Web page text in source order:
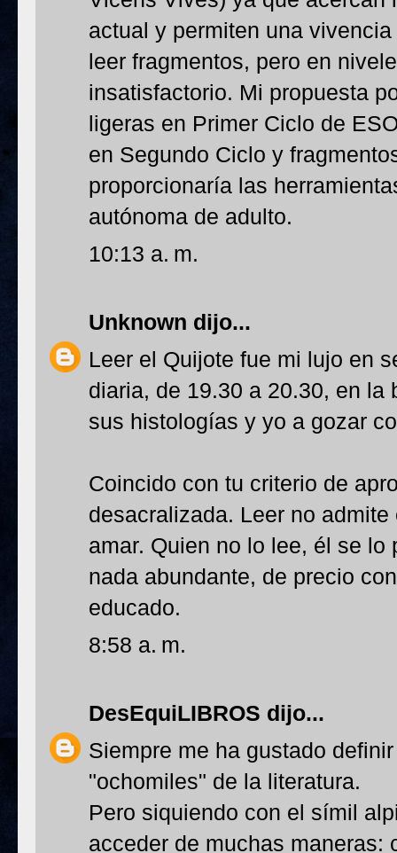
actual y permiten una
leer fragmentos, pero en
insatisfactorio. Mi propuesta
ligeras en Primer Ciclo de
en Segundo Ciclo y
proporcionaría las
autónoma de adulto.
10:13 a. m.
Unknown dijo...
Leer el Quijote fue mi lujo en
diaria, de 19.30 a 20.30, en
sus histologías y yo a gozar
Coincido con tu criterio de
desacralizada. Leer no
amar. Quien no lo lee, él se
nada abundante, de precio
educado.
8:58 a. m.
DesEquiLIBROS dijo...
Siempre me ha gustado
"ochomiles" de la literatura.
Pero siquiendo con el símil
acceder de muchas maneras: